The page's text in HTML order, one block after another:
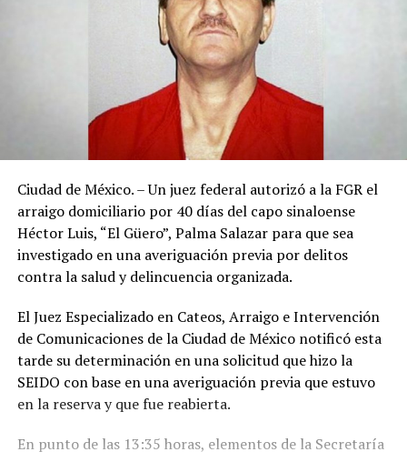
Ciudad de México. – Un juez federal autorizó a la FGR el
arraigo domiciliario por 40 días del capo sinaloense
Héctor Luis, “El Güero”, Palma Salazar para que sea
investigado en una averiguación previa por delitos
contra la salud y delincuencia organizada.
El Juez Especializado en Cateos, Arraigo e Intervención
de Comunicaciones de la Ciudad de México notificó esta
tarde su determinación en una solicitud que hizo la
SEIDO con base en una averiguación previa que estuvo
en la reserva y que fue reabierta.
En punto de las 13:35 horas, elementos de la Secretaría